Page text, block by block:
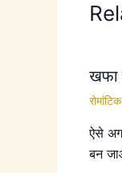
खफा
ऐसे
बन